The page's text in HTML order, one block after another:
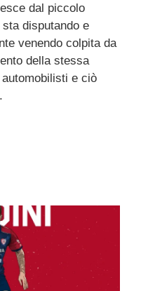
dal piccolo
disputando e
venendo colpita da
della stessa
e ciò